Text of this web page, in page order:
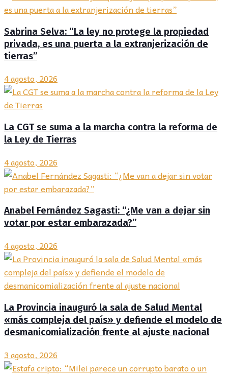
Sabrina Selva: “La ley no protege la propiedad
privada, es una puerta a la extranjerización de
tierras”
4 agosto, 2026
La CGT se suma a la marcha contra la reforma de
la Ley de Tierras
4 agosto, 2026
Anabel Fernández Sagasti: “¿Me van a dejar sin
votar por estar embarazada?”
4 agosto, 2026
La Provincia inauguró la sala de Salud Mental
«más compleja del país» y defiende el modelo de
desmanicomialización frente al ajuste nacional
3 agosto, 2026